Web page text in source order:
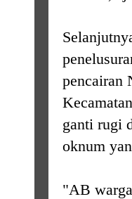
pencairan
ganti rugi
oknum
"AB